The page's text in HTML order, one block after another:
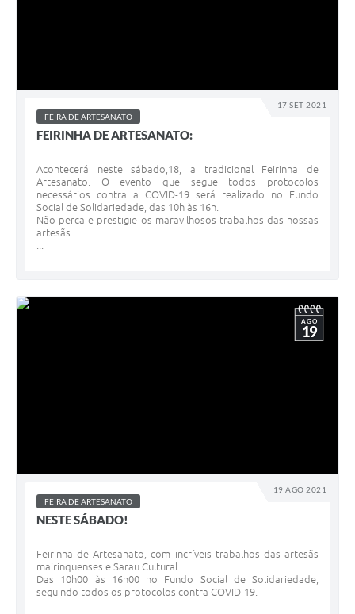
17 SET 2021
FEIRA DE ARTESANATO
FEIRINHA DE ARTESANATO:
Acontecerá neste sábado,18, a tradicional Feirinha de
Artesanato. O evento que segue todos protocolos
necessários contra a COVID-19 será realizado no Fundo
Social de Solidariedade, das 10h às 16h.
Não perca e prestigie os maravilhosos trabalhos das nossas
artesãs.
19 AGO 2021
AGO
19
FEIRA DE ARTESANATO
NESTE SÁBADO!
Feirinha de Artesanato, com incríveis trabalhos das artesãs
mairinquenses e Sarau Cultural.
Das 10h00 às 16h00 no Fundo Social de Solidariedade,
seguindo todos os protocolos contra COVID-19.